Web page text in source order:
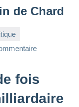
de Chard
fois